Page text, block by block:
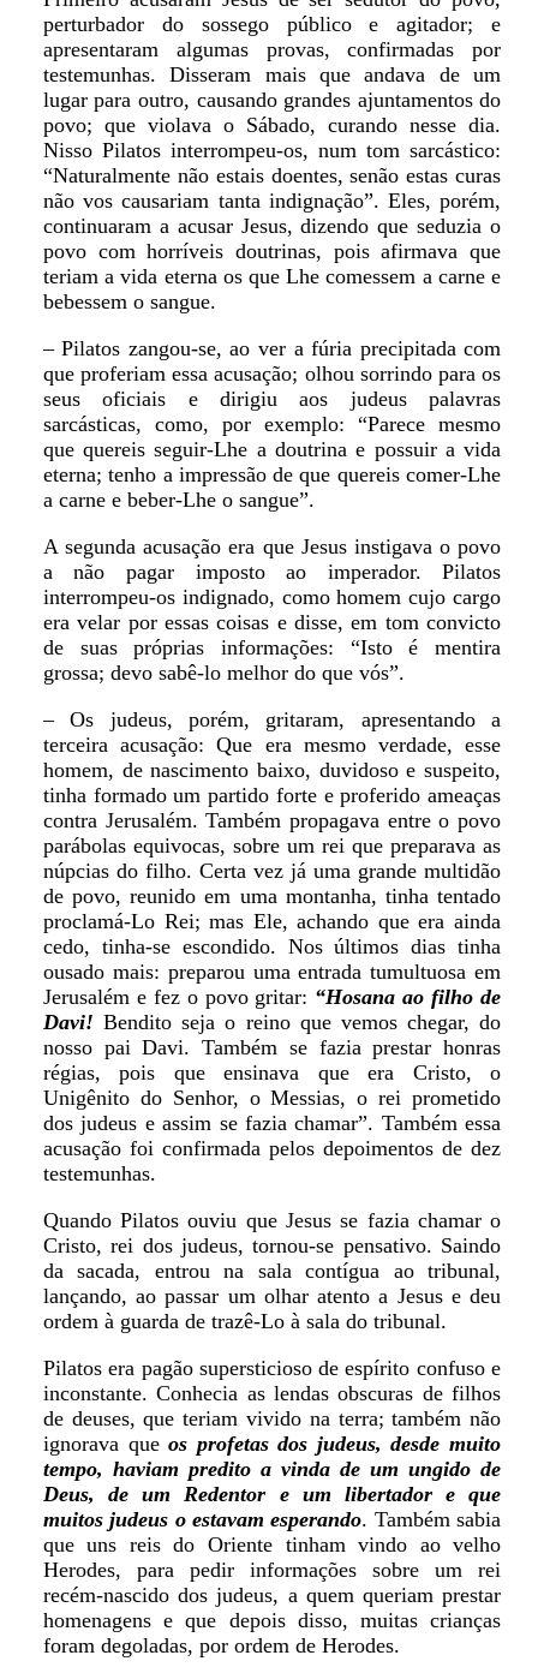
perturbador do sossego público e agitador; e
apresentaram algumas provas, confirmadas por
testemunhas. Disseram mais que andava de um
lugar para outro, causando grandes ajuntamentos do
povo; que violava o Sábado, curando nesse dia.
Nisso Pilatos interrompeu-os, num tom sarcástico:
“Naturalmente não estais doentes, senão estas curas
não vos causariam tanta indignação”. Eles, porém,
continuaram a acusar Jesus, dizendo que seduzia o
povo com horríveis doutrinas, pois afirmava que
teriam a vida eterna os que Lhe comessem a carne e
bebessem o sangue.
– Pilatos zangou-se, ao ver a fúria precipitada com
que proferiam essa acusação; olhou sorrindo para os
seus oficiais e dirigiu aos judeus palavras
sarcásticas, como, por exemplo: “Parece mesmo
que quereis seguir-Lhe a doutrina e possuir a vida
eterna; tenho a impressão de que quereis comer-Lhe
a carne e beber-Lhe o sangue”.
A segunda acusação era que Jesus instigava o povo
a não pagar imposto ao imperador. Pilatos
interrompeu-os indignado, como homem cujo cargo
era velar por essas coisas e disse, em tom convicto
de suas próprias informações: “Isto é mentira
grossa; devo sabê-lo melhor do que vós”.
– Os judeus, porém, gritaram, apresentando a
terceira acusação: Que era mesmo verdade, esse
homem, de nascimento baixo, duvidoso e suspeito,
tinha formado um partido forte e proferido ameaças
contra Jerusalém. Também propagava entre o povo
parábolas equivocas, sobre um rei que preparava as
núpcias do filho. Certa vez já uma grande multidão
de povo, reunido em uma montanha, tinha tentado
proclamá-Lo Rei; mas Ele, achando que era ainda
cedo, tinha-se escondido. Nos últimos dias tinha
ousado mais: preparou uma entrada tumultuosa em
Jerusalém e fez o povo gritar: “Hosana ao filho de
Davi! Bendito seja o reino que vemos chegar, do
nosso pai Davi. Também se fazia prestar honras
régias, pois que ensinava que era Cristo, o
Unigênito do Senhor, o Messias, o rei prometido
dos judeus e assim se fazia chamar”. Também essa
acusação foi confirmada pelos depoimentos de dez
testemunhas.
Quando Pilatos ouviu que Jesus se fazia chamar o
Cristo, rei dos judeus, tornou-se pensativo. Saindo
da sacada, entrou na sala contígua ao tribunal,
lançando, ao passar um olhar atento a Jesus e deu
ordem à guarda de trazê-Lo à sala do tribunal.
Pilatos era pagão supersticioso de espírito confuso e
inconstante. Conhecia as lendas obscuras de filhos
de deuses, que teriam vivido na terra; também não
ignorava queos profetas dos judeus, desde muito
tempo, haviam predito a vinda de um ungido de
Deus, de um Redentor e um libertador e que
muitos judeus o estavam esperando. Também sabia
que uns reis do Oriente tinham vindo ao velho
Herodes, para pedir informações sobre um rei
recém-nascido dos judeus, a quem queriam prestar
homenagens e que depois disso, muitas crianças
foram degoladas, por ordem de Herodes.